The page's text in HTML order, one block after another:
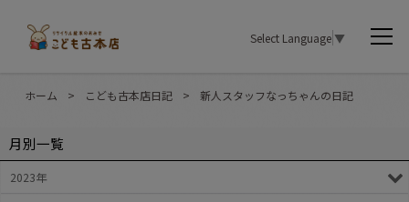
Select Language▼
ホーム > こども古本店日記 > 新人スタッフなっちゃんの日記
月別一覧
2023年